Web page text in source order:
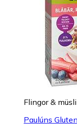
Flingor & müsli
Paulúns